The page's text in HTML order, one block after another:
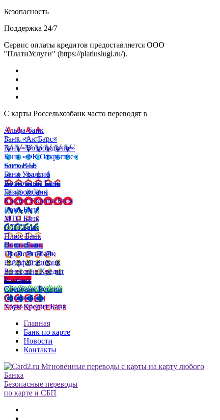
Безопасность
Поддержка 24/7
Сервис оплаты кредитов предоставляется ООО
"ПлатиУслуги" (https://platiuslugi.ru/).
С карты Россельхозбанк часто переводят в
Альфа-банк
Банк «Ак Барс»
Банк «Возрождение»
Банк «ФК Открытие»
Банк ВТБ
Банк Уралсиб
Восточный Банк
Газпромбанк
Кредит Европа Банк
Локо-Банк
МТС Банк
ОТП Банк
Плюс Банк
Почта Банк
Промсвязьбанк
Райффайзенбанк
Ренессанс Кредит
Росбанк
Сбербанк России
Совкомбанк
Хоум Кредит Банк
Главная
Банк по карте
Новости
Контакты
Безопасные переводы
по карте и СБП